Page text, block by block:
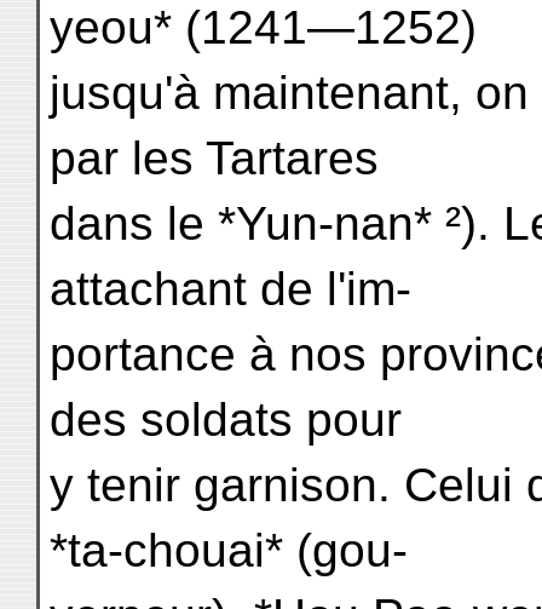
yeou* (1241—1252)
jusqu'à maintenant,
par les Tartares
dans le *Yun-nan* ²).
attachant de l'im-
portance à nos
des soldats pour
y tenir garnison. Celui
*ta-chouai* (gou-